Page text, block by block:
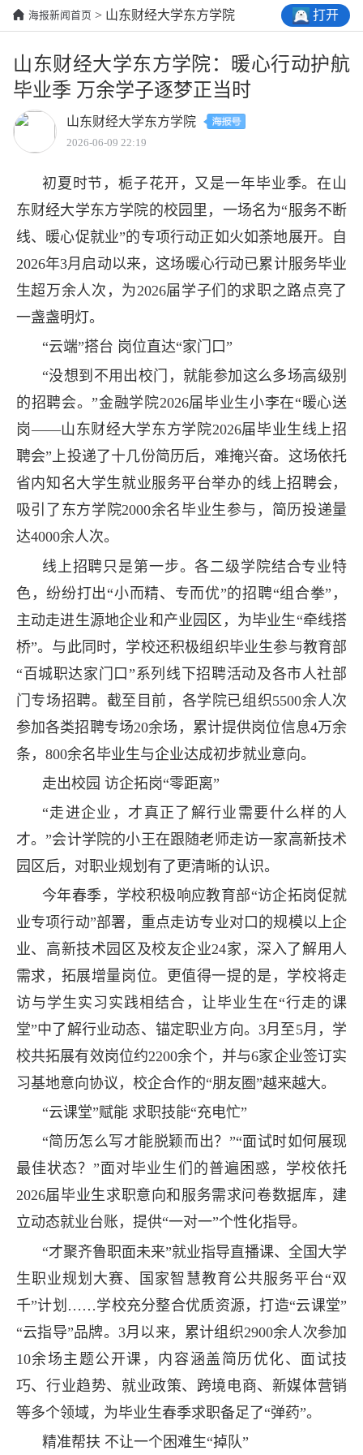
海报新闻首页 > 山东财经大学东方学院 打开
山东财经大学东方学院：暖心行动护航
毕业季 万余学子逐梦正当时
山东财经大学东方学院
2026-06-09 22:19
初夏时节，栀子花开，又是一年毕业季。在山
东财经大学东方学院的校园里，一场名为“服务不断
线、暖心促就业”的专项行动正如火如荼地展开。自
2026年3月启动以来，这场暖心行动已累计服务毕业
生超万余人次，为2026届学子们的求职之路点亮了
一盏盏明灯。
“云端”搭台 岗位直达“家门口”
“没想到不用出校门，就能参加这么多场高级别
的招聘会。”金融学院2026届毕业生小李在“暖心送
岗——山东财经大学东方学院2026届毕业生线上招
聘会”上投递了十几份简历后，难掩兴奋。这场依托
省内知名大学生就业服务平台举办的线上招聘会，
吸引了东方学院2000余名毕业生参与，简历投递量
达4000余人次。
线上招聘只是第一步。各二级学院结合专业特
色，纷纷打出“小而精、专而优”的招聘“组合拳”，
主动走进生源地企业和产业园区，为毕业生“牵线搭
桥”。与此同时，学校还积极组织毕业生参与教育部
“百城职达家门口”系列线下招聘活动及各市人社部
门专场招聘。截至目前，各学院已组织5500余人次
参加各类招聘专场20余场，累计提供岗位信息4万余
条，800余名毕业生与企业达成初步就业意向。
走出校园 访企拓岗“零距离”
“走进企业，才真正了解行业需要什么样的人
才。”会计学院的小王在跟随老师走访一家高新技术
园区后，对职业规划有了更清晰的认识。
今年春季，学校积极响应教育部“访企拓岗促就
业专项行动”部署，重点走访专业对口的规模以上企
业、高新技术园区及校友企业24家，深入了解用人
需求，拓展增量岗位。更值得一提的是，学校将走
访与学生实习实践相结合，让毕业生在“行走的课
堂”中了解行业动态、锚定职业方向。3月至5月，学
校共拓展有效岗位约2200余个，并与6家企业签订实
习基地意向协议，校企合作的“朋友圈”越来越大。
“云课堂”赋能 求职技能“充电忙”
“简历怎么写才能脱颖而出？”“面试时如何展现
最佳状态？”面对毕业生们的普遍困惑，学校依托
2026届毕业生求职意向和服务需求问卷数据库，建
立动态就业台账，提供“一对一”个性化指导。
“才聚齐鲁职面未来”就业指导直播课、全国大学
生职业规划大赛、国家智慧教育公共服务平台“双
千”计划……学校充分整合优质资源，打造“云课堂”
“云指导”品牌。3月以来，累计组织2900余人次参加
10余场主题公开课，内容涵盖简历优化、面试技
巧、行业趋势、就业政策、跨境电商、新媒体营销
等多个领域，为毕业生春季求职备足了“弹药”。
精准帮扶 不让一个困难生“掉队”